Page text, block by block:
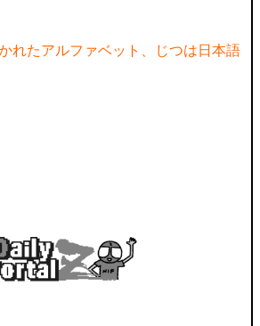
れたアルファベット、じつは日本語